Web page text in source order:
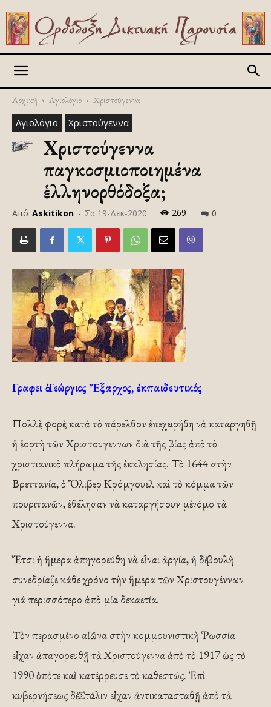
Αρχική Αγιολόγιο Χριστούγεννα
Αγιολόγιο Χριστούγεννα
Χριστούγεννα
παγκοσμιοποιημένα ἤ
ἑλληνορθόδοξα;
Από Askitikon - Σα 19-Δεκ-2020 269 0
Γραφει ὁ Γεώργιος Ἔξαρχος, ἐκπαιδευτικός
Πολλὲς φορὲς κατὰ τὸ πάρελθον ἐπεχειρήθη νὰ καταργηθῇ
ἡ ἑορτὴ τῶν Χριστουγεννων διὰ τῆς βίας ἀπὸ τὸ
χριστιανικὸ πλήρωμα τῆς ἐκκλησίας. Τὸ 1644 στὴν
Βρεττανία, ὁ Ὄλιβερ Κρόμγουελ καὶ τὸ κόμμα τῶν
πουριτανῶν, ἐθέλησαν νὰ καταργήσουν μὲ νόμο τὰ
Χριστούγεννα.
Ἔτσι ἡ ἥμερα ἀπηγορεύθη νὰ εἶναι ἀργία, ἡ δὲ βουλὴ
συνεδρίαζε κάθε χρόνο τὴν ἥμερα τῶν Χριστουγέννων
γιά περισσότερο ἀπὸ μία δεκαετία.
Τὸν περασμένο αἰῶνα στὴν κομμουνιστικὴ Ῥωσσία
εἶχαν ἀπαγορευθῇ τὰ Χριστούγεννα ἀπὸ τὸ 1917 ὡς τὸ
1990 ὁπὀτε καὶ κατέρρευσε τὸ καθεστώς. Ἐπὶ
κυβερνήσεως δὲ Στάλιν εἶχαν ἀντικατασταθῇ ἀπὸ τὰ